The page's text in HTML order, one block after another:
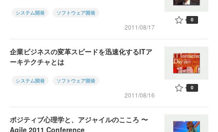
システム開発 ソフトウェア開発
2011/08/17
0
企業ビジネスの変革スピードを迅速化するITア
ーキテクチャとは
システム開発 ソフトウェア開発
2011/08/16
0
ポジティブ心理学と、アジャイルのこころ 〜
Agile 2011 Conference